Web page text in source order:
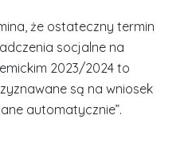
że ostateczny termin
socjalne na
2023/2024 to
są na wniosek
automatycznie”.